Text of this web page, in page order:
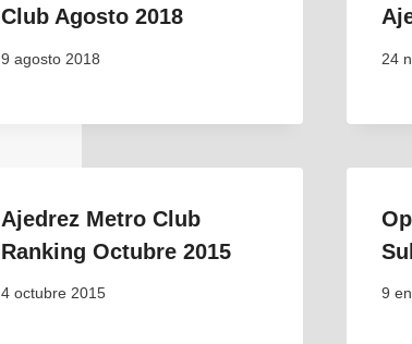
Club Agosto 2018
9 agosto 2018 24
Ajedrez Metro Club
Ranking Octubre 2015
4 octubre 2015 9